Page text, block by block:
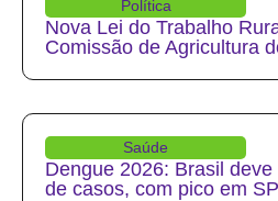
Política
Nova Lei do Trabalho
Comissão de Agricultura
Saúde
Dengue 2026: Brasil
de casos, com pico em